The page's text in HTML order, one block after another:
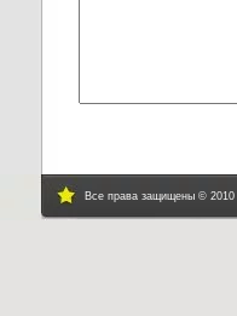
Все права защищены © 2010